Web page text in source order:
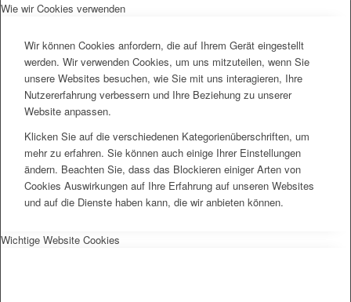
Wie wir Cookies verwenden
Wir können Cookies anfordern, die auf Ihrem Gerät eingestellt
werden. Wir verwenden Cookies, um uns mitzuteilen, wenn Sie
unsere Websites besuchen, wie Sie mit uns interagieren, Ihre
Nutzererfahrung verbessern und Ihre Beziehung zu unserer
Website anpassen.
Klicken Sie auf die verschiedenen Kategorienüberschriften, um
mehr zu erfahren. Sie können auch einige Ihrer Einstellungen
ändern. Beachten Sie, dass das Blockieren einiger Arten von
Cookies Auswirkungen auf Ihre Erfahrung auf unseren Websites
und auf die Dienste haben kann, die wir anbieten können.
Wichtige Website Cookies